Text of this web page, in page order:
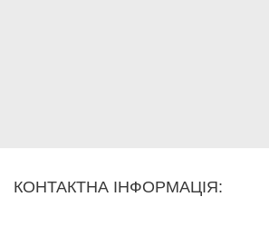
КОНТАКТНА ІНФОРМАЦІЯ: